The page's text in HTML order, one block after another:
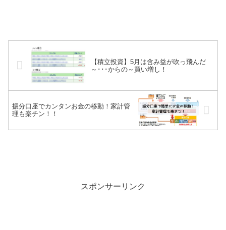
【積立投資】5月は含み益が吹っ飛んだ
～･･･からの～買い増し！
振分口座でカンタンお金の移動！家計管
理も楽チン！！
スポンサーリンク